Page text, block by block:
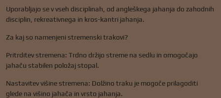
Uporabljajo se v vseh disciplinah, od angleškega jahanja do zahodnih
disciplin, rekreativnega in kros-kantri jahanja.
Za kaj so namenjeni stremenski trakovi?
Pritrditev stremena: Trdno držijo streme na sedlu in omogočajo
jahaču stabilen položaj stopal.
Nastavitev višine stremena: Dolžino traku je mogoče prilagoditi
glede na višino jahača in vrsto jahanja.